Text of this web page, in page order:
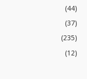
(44)
(37)
(235)
(12)